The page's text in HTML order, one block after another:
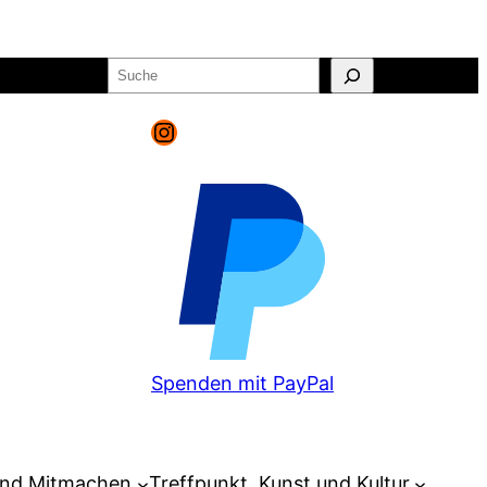
Suchen
Instagram
Spenden mit PayPal